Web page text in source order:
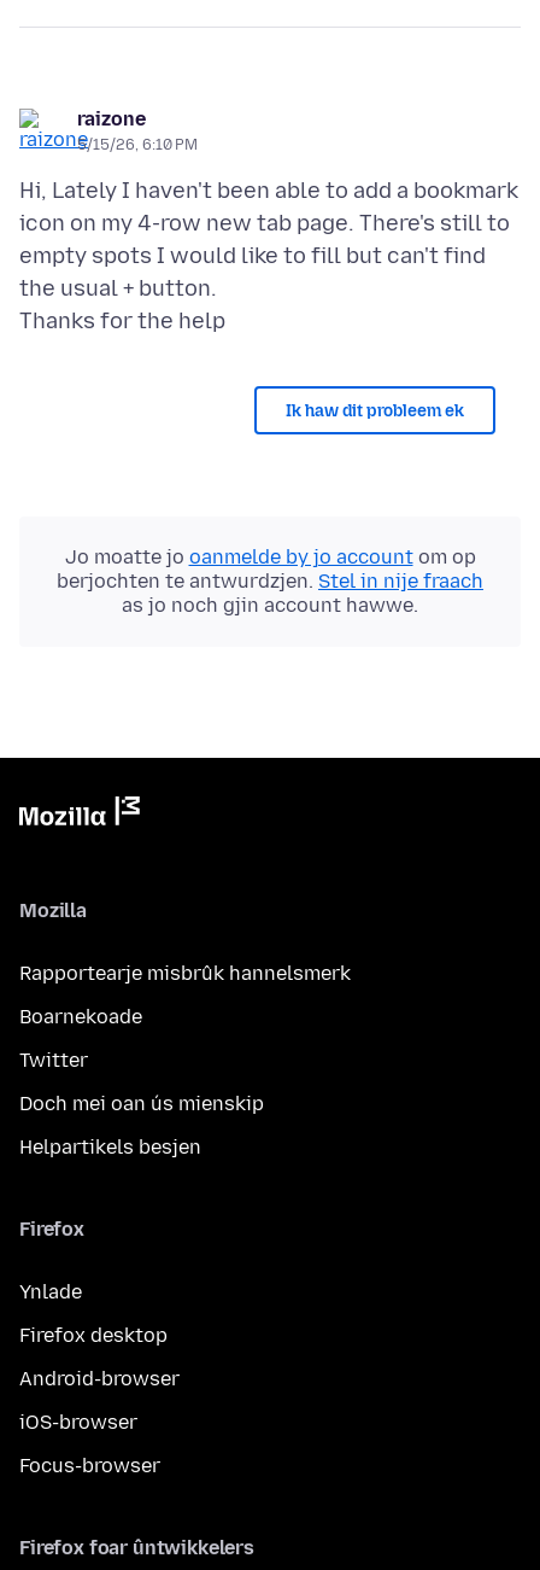
raizone
5/15/26, 6:10 PM
Hi, Lately I haven't been able to add a bookmark
icon on my 4-row new tab page. There's still to
empty spots I would like to fill but can't find
the usual + button.
Ik haw dit probleem ek
Jo moatte jo oanmelde by jo accountom op
berjochten te antwurdzjen. Stel in nije fraach
as jo noch gjin account hawwe.
Mozilla
Rapportearje misbrûk hannelsmerk
Boarnekoade
Twitter
Doch mei oan ús mienskip
Helpartikels besjen
Firefox
Ynlade
Firefox desktop
Android-browser
iOS-browser
Focus-browser
Firefox foar ûntwikkelers